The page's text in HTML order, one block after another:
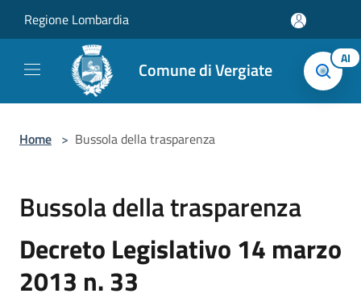
Regione Lombardia
Comune di Vergiate AI
Home > Bussola della trasparenza
Bussola della trasparenza
Decreto Legislativo 14 marzo
2013 n. 33